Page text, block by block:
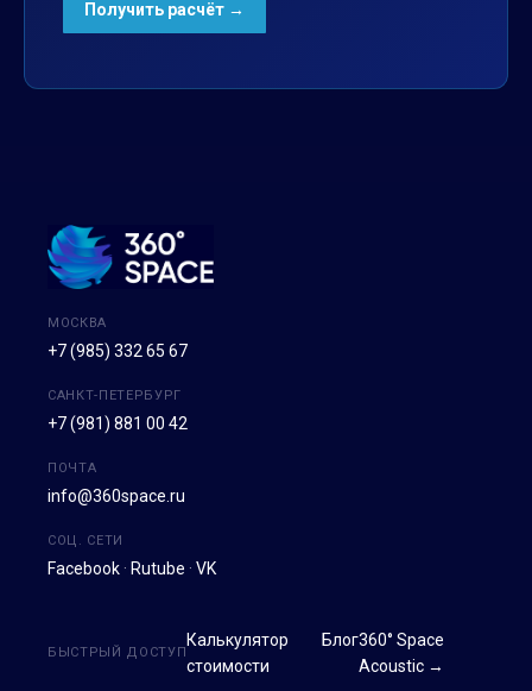
МОСКВА
+7 (985) 332 65 67
САНКТ-ПЕТЕРБУРГ
+7 (981) 881 00 42
ПОЧТА
info@360space.ru
СОЦ. СЕТИ
Facebook · Rutube · VK
БЫСТРЫЙ ДОСТУП
Калькулятор
стоимости
Блог360° Space
Acoustic →